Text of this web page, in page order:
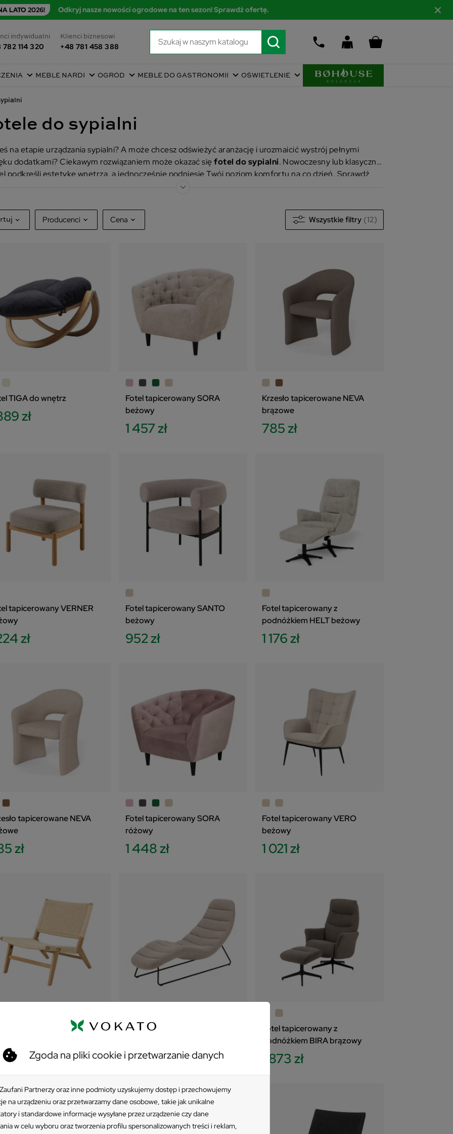
LATO 2026! Odkryj nasze nowości ogrodowe na ten sezon! Sprawdź ofertę.
indywidualni
782 114 320
Klienci biznesowi
+48 781 458 388
Zgoda na pliki cookie i przetwarzanie danych
Partnerzy oraz inne podmioty uzyskujemy dostęp i przechowujemy
na urządzeniu oraz przetwarzamy dane osobowe, takie jak unikalne
i standardowe informacje wysyłane przez urządzenie czy dane
w celu wyboru oraz tworzenia profilu spersonalizowanych treści i reklam,
MEBLE NARDI OGRÓD MEBLE DO GASTRONOMII OŚWIETLENIE
do sypialni
na etapie urządzania sypialni? A może chcesz odświeżyć aranżację i urozmaicić wystrój pełnymi
dodatkami? Ciekawym rozwiązaniem może okazać sięfotel do sypialni. Nowoczesny lub klasyczny
podkreśli estetykę wnętrza, a jednocześnie podniesie Twój poziom komfortu na co dzień. Sprawdź
od A do Z
od Z do A
od najniższej do najwyższej
od najwyższej do najniższej
Producenci
UNIQUE
Cena Wszystkie filtry (12)
TIGA do wnętrz
zł
Fotel tapicerowany SORA
beżowy
1 457 zł
Krzesło tapicerowane NEVA
brązowe
785 zł
tapicerowany VERNER
zł
Fotel tapicerowany SANTO
beżowy
952 zł
Fotel tapicerowany z
podnóżkiem HELT beżowy
1 176 zł
tapicerowane NEVA
zł
Fotel tapicerowany SORA
różowy
1 448 zł
Fotel tapicerowany VERO
beżowy
1 021 zł
drewniany SEMPRE ecru
zł
Szezlong tapicerowany PIANA
1 573 zł
Fotel tapicerowany z
podnóżkiem BIRA brązowy
1 873 zł